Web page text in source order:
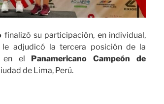
finalizó su participación, en individual,
adjudicó la tercera posición de la
en el Panamericano Campeón de
de Lima, Perú.